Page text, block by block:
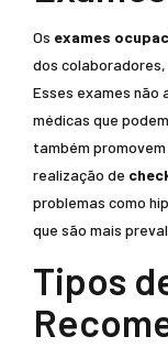
Os exames
dos
Esses exames não
médicas que
também
realização de
problemas como
que são mais
Tipos